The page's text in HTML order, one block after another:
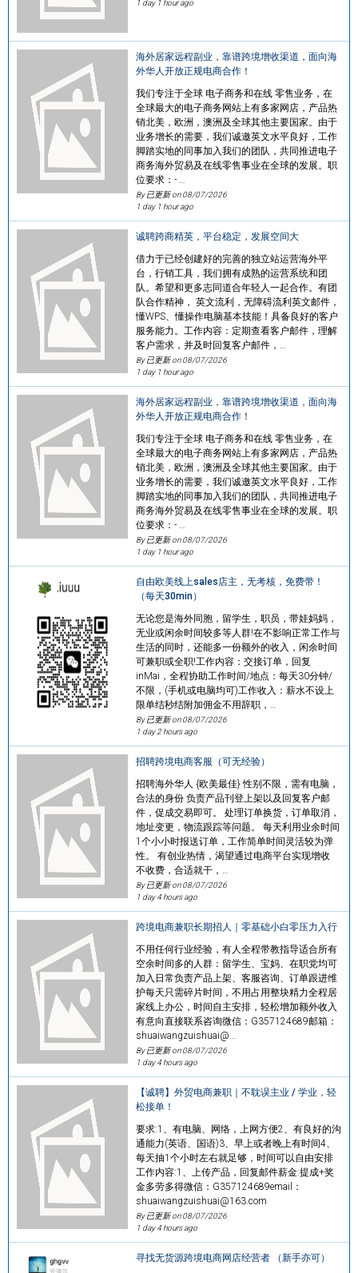
1 day 1 hour ago
海外居家远程副业，靠谱跨境增收渠道，面向海
外华人开放正规电商合作！
我们专注于全球 电子商务和在线 零售业务，在
全球最大的电子商务网站上有多家网店，产品热
销北美，欧洲，澳洲及全球其他主要国家。由于
业务增长的需要，我们诚邀英文水平良好，工作
脚踏实地的同事加入我们的团队，共同推进电子
商务海外贸易及在线零售事业在全球的发展。职
位要求：- …
By 已更新 on08/07/2026
1 day 1 hour ago
诚聘跨商精英，平台稳定，发展空间大
借力于已经创建好的完善的独立站运营海外平
台，行销工具，我们拥有成熟的运营系统和团
队。希望和更多志同道合年轻人一起合作。有团
队合作精神， 英文流利，无障碍流利英文邮件，
懂WPS、懂操作电脑基本技能！具备良好的客户
服务能力。工作内容：定期查看客户邮件，理解
客户需求，并及时回复客户邮件，…
By 已更新 on08/07/2026
1 day 1 hour ago
海外居家远程副业，靠谱跨境增收渠道，面向海
外华人开放正规电商合作！
我们专注于全球 电子商务和在线 零售业务，在
全球最大的电子商务网站上有多家网店，产品热
销北美，欧洲，澳洲及全球其他主要国家。由于
业务增长的需要，我们诚邀英文水平良好，工作
脚踏实地的同事加入我们的团队，共同推进电子
商务海外贸易及在线零售事业在全球的发展。职
位要求：- …
By 已更新 on08/07/2026
1 day 1 hour ago
自由欧美线上sales店主，无考核，免费带！
（每天30min）
无论您是海外同胞，留学生，职员，带娃妈妈，
无业或闲余时间较多等人群!在不影响正常工作与
生活的同时，还能多一份额外的收入，闲余时间
可兼职或全职!工作内容：交接订单，回复
inMai，全程协助工作时间/地点：每天30分钟/
不限，(手机或电脑均可)工作收入：薪水不设上
限单结秒结附加佣金不用辞职，…
By 已更新 on08/07/2026
1 day 2 hours ago
招聘跨境电商客服（可无经验）
招聘海外华人 {欧美最佳} 性别不限，需有电脑，
合法的身份 负责产品刊登上架以及回复客户邮
件，促成交易即可。 处理订单换货，订单取消，
地址变更，物流跟踪等问题。 每天利用业余时间
1个小小时报送订单，工作简单时间灵活较为弹
性。 有创业热情，渴望通过电商平台实现增收
不收费，合适就干，…
By 已更新 on08/07/2026
1 day 4 hours ago
跨境电商兼职长期招人｜零基础小白零压力入行
不用任何行业经验，有人全程带教指导适合所有
空余时间多的人群：留学生、宝妈、在职党均可
加入日常负责产品上架、客服咨询、订单跟进维
护每天只需碎片时间，不用占用整块精力全程居
家线上办公，时间自主安排，轻松增加额外收入
有意向直接联系咨询微信：G357124689邮箱：
shuaiwangzuishuai@…
By 已更新 on08/07/2026
1 day 4 hours ago
【诚聘】外贸电商兼职｜不耽误主业 / 学业，轻
松接单！
要求:1、有电脑、网络，上网方便2、有良好的沟
通能力(英语、国语)3、早上或者晚上有时间4、
每天抽1个小时左右就足够，时间可以自由安排
工作内容:1、上传产品，回复邮件薪金:提成+奖
金多劳多得微信：G357124689email：
shuaiwangzuishuai@163.com
By 已更新 on08/07/2026
1 day 4 hours ago
寻找无货源跨境电商网店经营者 （新手亦可）